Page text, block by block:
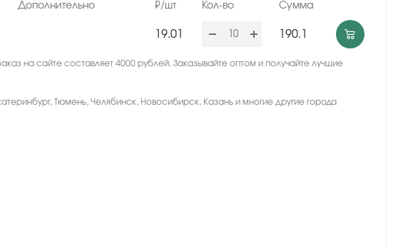
Дополнительно ₽/шт Кол-во Сумма
19.01 190.1
на сайте составляет 4000 рублей. Заказывайте оптом и получайте лучшие
Тюмень, Челябинск, Новосибирск, Казань и многие другие города